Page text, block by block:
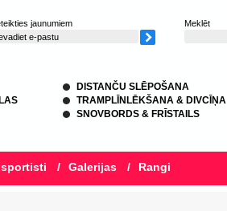
jaunumiem Meklēt
DISTANČU SLĒPOŠANA
TRAMPLĪNLĒKŠANA & DIVCĪŅA
SNOVBORDS & FRĪSTAILS
sportisti / Galerijas / Rangi